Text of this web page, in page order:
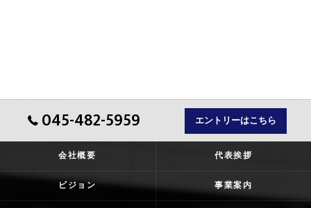
045-482-5959 エントリーはこちら
会社概要 代表挨拶
ビジョン 事業案内